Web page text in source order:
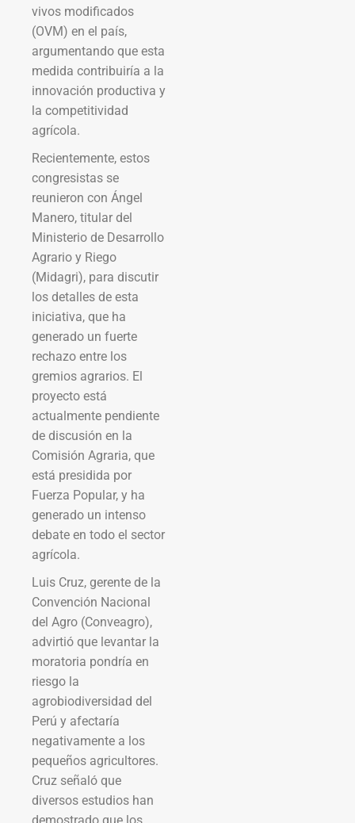
vivos modificados
(OVM) en el país,
argumentando que esta
medida contribuiría a la
innovación productiva y
la competitividad
agrícola.
Recientemente, estos
congresistas se
reunieron con Ángel
Manero, titular del
Ministerio de Desarrollo
Agrario y Riego
(Midagri), para discutir
los detalles de esta
iniciativa, que ha
generado un fuerte
rechazo entre los
gremios agrarios. El
proyecto está
actualmente pendiente
de discusión en la
Comisión Agraria, que
está presidida por
Fuerza Popular, y ha
generado un intenso
debate en todo el sector
agrícola.
Luis Cruz, gerente de la
Convención Nacional
del Agro (Conveagro),
advirtió que levantar la
moratoria pondría en
riesgo la
agrobiodiversidad del
Perú y afectaría
negativamente a los
pequeños agricultores.
Cruz señaló que
diversos estudios han
demostrado que los